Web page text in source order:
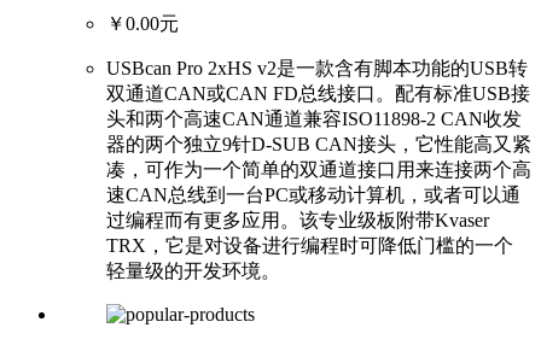
￥0.00元
USBcan Pro 2xHS v2是一款含有脚本功能的USB转
双通道CAN或CAN FD总线接口。配有标准USB接
头和两个高速CAN通道兼容ISO11898-2 CAN收发
器的两个独立9针D-SUB CAN接头，它性能高又紧
凑，可作为一个简单的双通道接口用来连接两个高
速CAN总线到一台PC或移动计算机，或者可以通
过编程而有更多应用。该专业级板附带Kvaser
TRX，它是对设备进行编程时可降低门槛的一个
轻量级的开发环境。